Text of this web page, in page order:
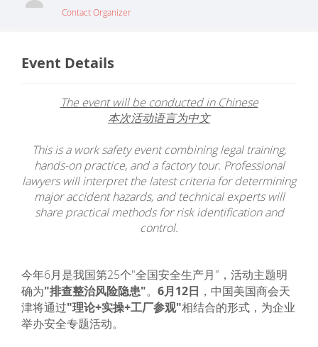
Contact Organizer
Event Details
The event will be conducted in Chinese
本次活动语言为中文
This is a work safety event combining legal training,
hands-on practice, and a factory tour. Professional
lawyers will interpret the latest criteria for determining
major accident hazards, and technical experts will
share practical methods for risk identification and
control.
今年6月是我国第25个"全国安全生产月"，活动主题明
确为"排查整治风险隐患"。 6月12日 ，中国美国商会天
津将通过"理论+实操+工厂参观"相结合的形式，为企业
举办安全专题活动。